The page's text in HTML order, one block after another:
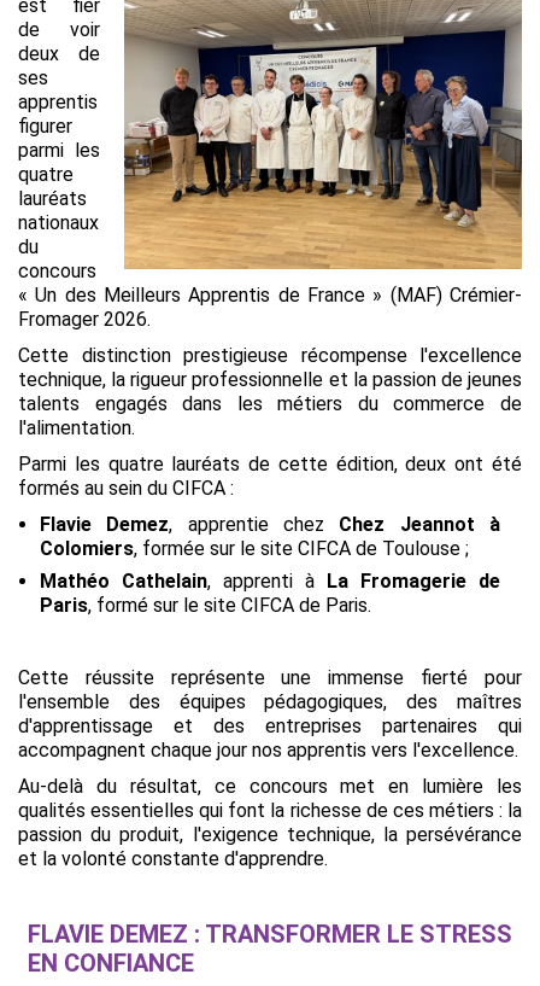
est fier
de voir
deux de
ses
apprentis
figurer
parmi les
quatre
lauréats
nationaux
du
concours
« Un des Meilleurs Apprentis de France » (MAF) Crémier-
Fromager 2026.
Cette distinction prestigieuse récompense l'excellence
technique, la rigueur professionnelle et la passion de jeunes
talents engagés dans les métiers du commerce de
l'alimentation.
Parmi les quatre lauréats de cette édition, deux ont été
formés au sein du CIFCA :
Flavie Demez, apprentie chez Chez Jeannot à
Colomiers, formée sur le site CIFCA de Toulouse ;
Mathéo Cathelain, apprenti à La Fromagerie de
Paris, formé sur le site CIFCA de Paris.
Cette réussite représente une immense fierté pour
l'ensemble des équipes pédagogiques, des maîtres
d'apprentissage et des entreprises partenaires qui
accompagnent chaque jour nos apprentis vers l'excellence.
Au-delà du résultat, ce concours met en lumière les
qualités essentielles qui font la richesse de ces métiers : la
passion du produit, l'exigence technique, la persévérance
et la volonté constante d'apprendre.
FLAVIE DEMEZ : TRANSFORMER LE STRESS
EN CONFIANCE